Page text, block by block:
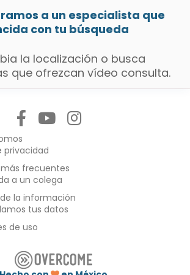
a un especialista que
con tu búsqueda
la localización o busca
que ofrezcan vídeo consulta.
privacidad
frecuentes
a un colega
la información
tus datos
de uso